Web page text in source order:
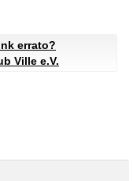
errato?
Ville e.V.